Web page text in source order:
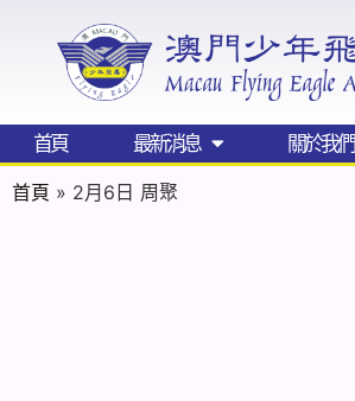
首頁 最新消息 關於我們
首頁 » 2月6日 周聚